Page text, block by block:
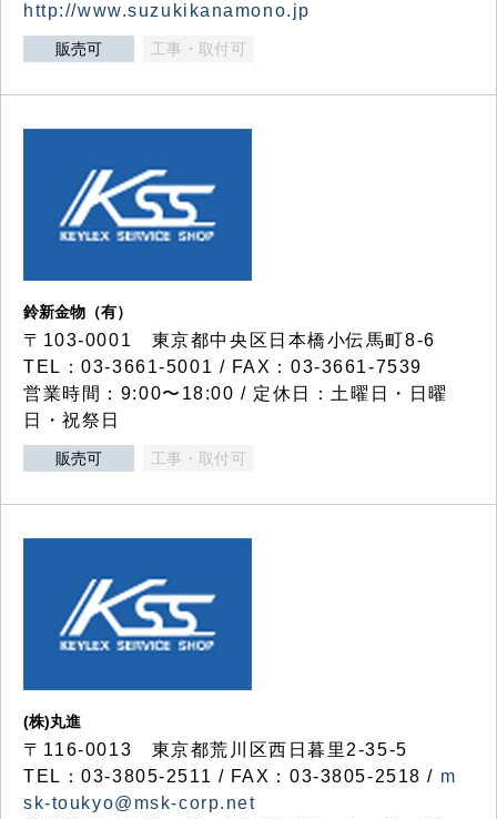
http://www.suzukikanamono.jp
販売可 工事・取付可
鈴新金物（有）
〒103-0001 東京都中央区日本橋小伝馬町8-6
TEL：03-3661-5001 / FAX：03-3661-7539
営業時間：9:00〜18:00 / 定休日：土曜日・日曜
日・祝祭日
販売可 工事・取付可
(株)丸進
〒116-0013 東京都荒川区西日暮里2-35-5
TEL：03-3805-2511 / FAX：03-3805-2518 / m
sk-toukyo@msk-corp.net